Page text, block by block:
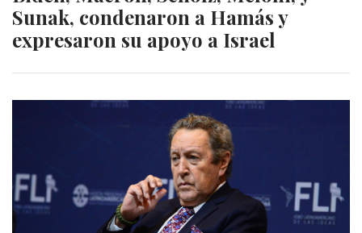
Sunak, condenaron a Hamás y
expresaron su apoyo a Israel